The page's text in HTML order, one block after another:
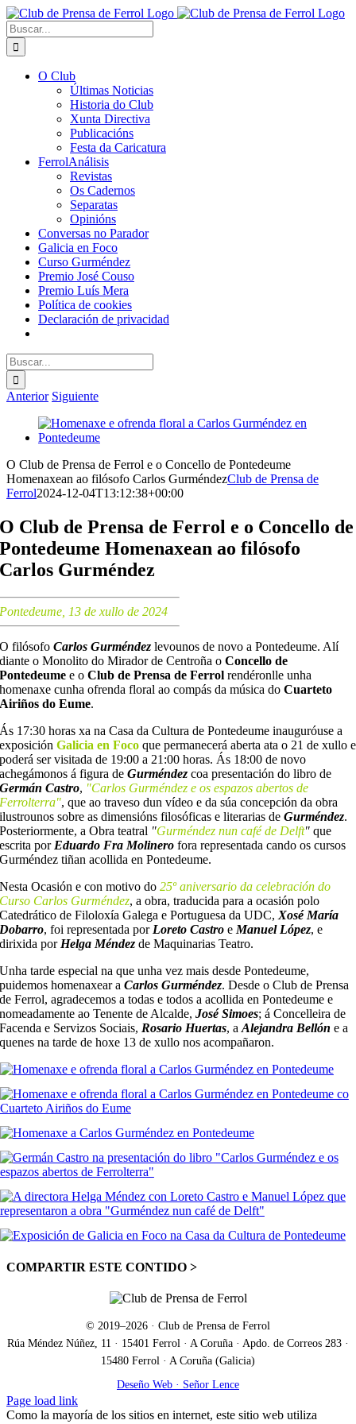
Saltar
al
contenido
Buscar:
O Club
Últimas Noticias
Historia do Club
Xunta Directiva
Publicacións
Festa da Caricatura
FerrolAnálisis
Revistas
Os Cadernos
Separatas
Opinións
Conversas no Parador
Galicia en Foco
Curso Gurméndez
Premio José Couso
Premio Luís Mera
Política de cookies
Declaración de privacidad
Buscar:
Anterior Siguiente
Ver
imagen
grande
O Club de Prensa de Ferrol e o Concello de Pontedeume
Homenaxean ao filósofo Carlos GurméndezClub de Prensa de
Ferrol2024-12-04T13:12:38+00:00
O Club de Prensa de Ferrol e o Concello de
Pontedeume Homenaxean ao filósofo
Carlos Gurméndez
Pontedeume, 13 de xullo de 2024
O filósofoCarlos Gurméndez levounos de novo a Pontedeume. Alí
diante o Monolito do Mirador de Centroña oConcello de
Pontedeume e oClub de Prensa de Ferrol rendéronlle unha
homenaxe cunha ofrenda floral ao compás da música doCuarteto
Airiños do Eume.
Ás 17:30 horas xa na Casa da Cultura de Pontedeume inauguróuse a
exposiciónGalicia en Foco que permanecerá aberta ata o 21 de xullo e
poderá ser visitada de 19:00 a 21:00 horas. Ás 18:00 de novo
achegámonos á figura deGurméndez coa presentación do libro de
Germán Castro, "Carlos Gurméndez e os espazos abertos de
Ferrolterra", que ao traveso dun vídeo e da súa concepción da obra
ilustrounos sobre as dimensións filosóficas e literarias deGurméndez.
Posteriormente, a Obra teatral "Gurméndez nun café de Delft" que
escrita por Eduardo Fra Molinero fora representada cando os cursos
Gurméndez tiñan acollida en Pontedeume.
Nesta Ocasión e con motivo do25º aniversario da celebración do
Curso Carlos Gurméndez, a obra, traducida para a ocasión polo
Catedrático de Filoloxía Galega e Portuguesa da UDC, Xosé María
Dobarro, foi representada por Loreto Castro e Manuel López, e
dirixida por Helga Méndez de Maquinarias Teatro.
Unha tarde especial na que unha vez mais desde Pontedeume,
puidemos homenaxear aCarlos Gurméndez. Desde o Club de Prensa
de Ferrol, agradecemos a todas e todos a acollida en Pontedeume e
nomeadamente ao Tenente de Alcalde,José Simoes; á Concelleira de
Facenda e Servizos Sociais, Rosario Huertas, aAlejandra Bellón e a
quenes na tarde de hoxe 13 de xullo nos acompañaron.
COMPARTIR ESTE CONTIDO >
© 2019–2026 · Club de Prensa de Ferrol
Rúa Méndez Núñez, 11 · 15401 Ferrol · A Coruña · Apdo. de Correos 283 ·
15480 Ferrol · A Coruña (Galicia)
Deseño Web · Señor Lence
Facebook
X
Correo
electrónico
Page load link
Como la mayoría de los sitios en internet, este sitio web utiliza